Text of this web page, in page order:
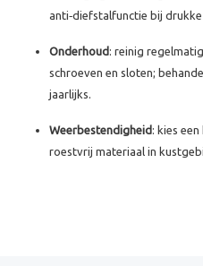
anti‑diefstalfunctie bij
Onderhoud : reinig
schroeven en sloten;
jaarlijks.
Weerbestendigheid : kies
roestvrij materiaal in